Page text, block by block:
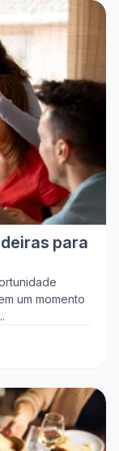
para
um momento